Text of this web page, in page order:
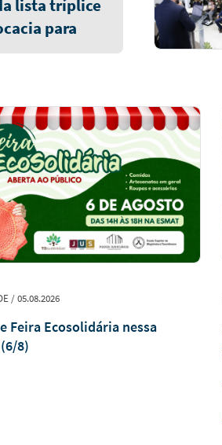
lista tríplice
para
/ 05.08.2026
Feira Ecosolidária nessa
8)